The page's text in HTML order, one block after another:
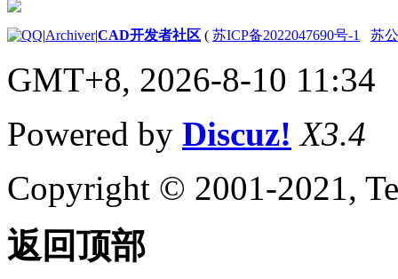
|Archiver|CAD开发者社区 ( 苏ICP备2022047690号-1 苏
GMT+8, 2026-8-10 11:34
Powered by Discuz! X3.4
Copyright © 2001-2021,
返回顶部